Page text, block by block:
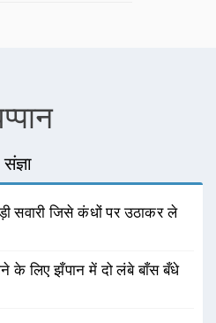
संज्ञा
सवारी जिसे कंधों पर उठाकर ले
के लिए झँपान में दो लंबे बाँस बँधे